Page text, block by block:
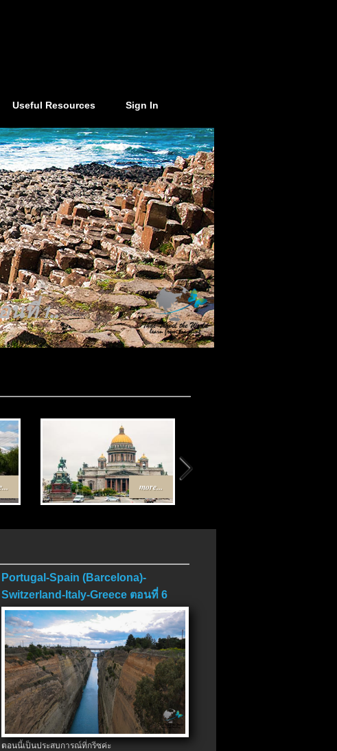
Useful Resources Sign In
นที่ 1..
more...
Portugal-Spain (Barcelona)-
Switzerland-Italy-Greece ตอนที่ 6
ตอนจบ
ตอนนี้เป็นประสบการณ์ที่กรีซค่ะ